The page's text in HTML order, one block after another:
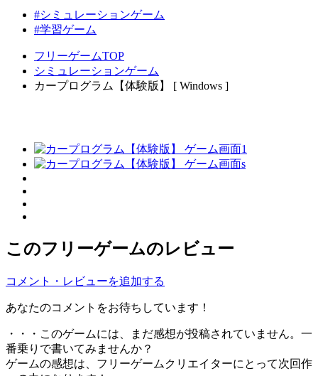
#シミュレーションゲーム
#学習ゲーム
フリーゲームTOP
シミュレーションゲーム
カープログラム【体験版】 [ Windows ]
このフリーゲームのレビュー
コメント・レビューを追加する
あなたのコメントをお待ちしています！
・・・このゲームには、まだ感想が投稿されていません。一
番乗りで書いてみませんか？
ゲームの感想は、フリーゲームクリエイターにとって次回作